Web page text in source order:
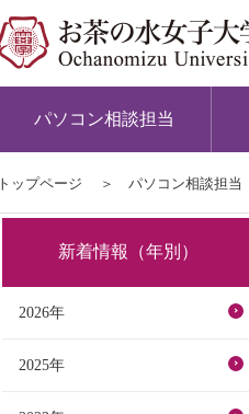
パソコン相談担当
トップページ パソコン相談担当
新着情報（年別）
2026年
2025年